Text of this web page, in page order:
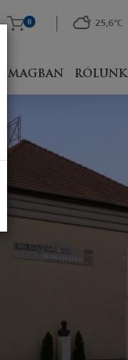
RÓLUNK
0 25,6°C